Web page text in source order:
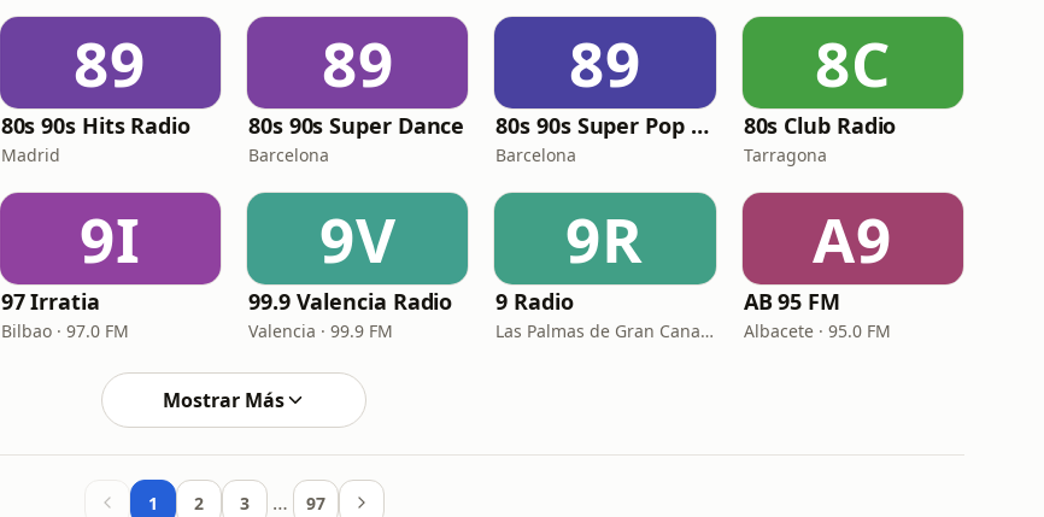
89
80s 90s Hits Radio
Madrid
89
80s 90s Super Dance
Barcelona
89
80s 90s Super Pop Hits
Barcelona
8C
80s Club Radio
Tarragona
9I
97 Irratia
Bilbao · 97.0 FM
9V
99.9 Valencia Radio
Valencia · 99.9 FM
9R
9 Radio
Las Palmas de Gran Canaria · 97.7 FM
A9
AB 95 FM
Albacete · 95.0 FM
Mostrar Más
1 2 3 … 97